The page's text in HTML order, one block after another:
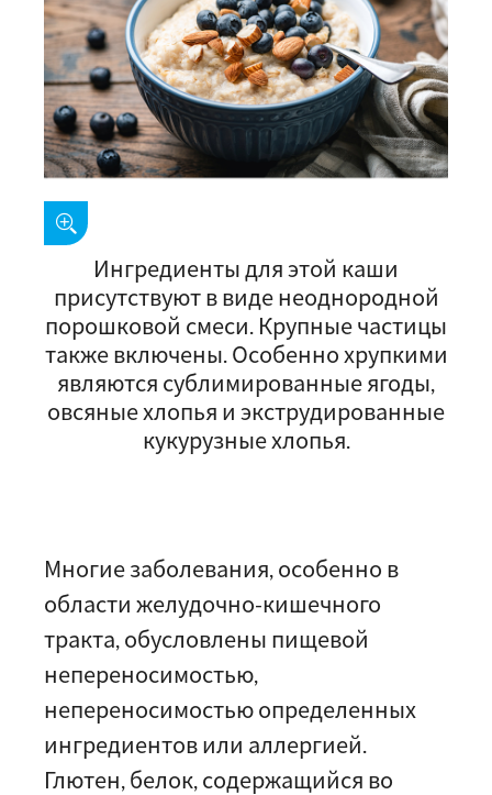
Ингредиенты для этой каши
присутствуют в виде неоднородной
порошковой смеси. Крупные частицы
также включены. Особенно хрупкими
являются сублимированные ягоды,
овсяные хлопья и экструдированные
кукурузные хлопья.
Многие заболевания, особенно в
области желудочно-кишечного
тракта, обусловлены пищевой
непереносимостью,
непереносимостью определенных
ингредиентов или аллергией.
Глютен, белок, содержащийся во